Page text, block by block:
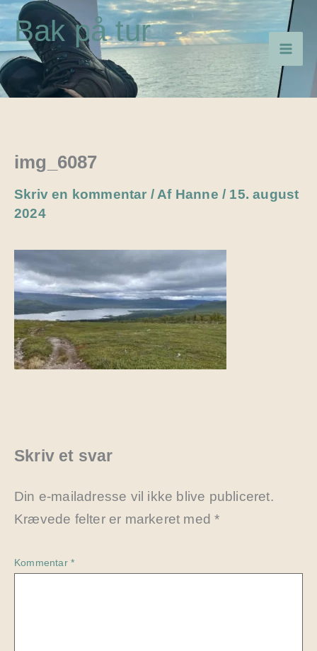
Gå
til
indholdet
Bak på tur
img_6087
Skriv en kommentar / Af Hanne/ 15. august
2024
Skriv et svar
Din e-mailadresse vil ikke blive publiceret.
Krævede felter er markeret med*
Kommentar *